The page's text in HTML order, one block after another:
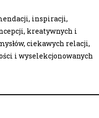
inspiracji,
kreatywnych i
ciekawych relacji,
i wyselekcjonowanych